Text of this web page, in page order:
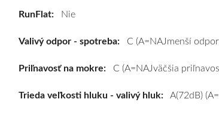
285/50
(XL)*
RunFlat: Nie
Valivý odpor - spotreba: C (A=NAJmenší
Priľnavosť na mokre: C (A=NAJväčšia
Trieda veľkosti hluku - valivý hluk: A(72dB)